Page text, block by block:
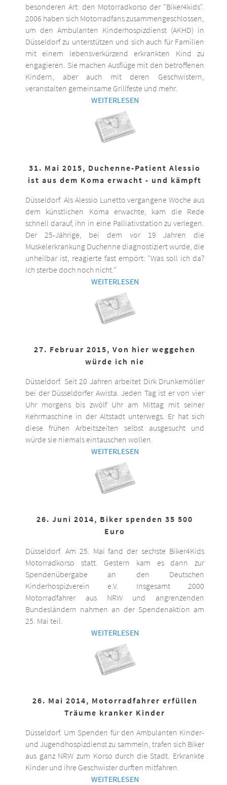
besonderen Art: den Motorradkorso der "Biker4kids".
2006 haben sich Motorradfans zusammengeschlossen,
um den Ambulanten Kinderhospizdienst (AKHD) in
Düsseldorf zu unterstützen und sich auch für Familien
mit einem lebensverkürzend erkrankten Kind zu
engagieren. Sie machen Ausflüge mit den betroffenen
Kindern, aber auch mit deren Geschwistern,
veranstalten gemeinsame Grillfeste und mehr.
WEITERLESEN
31. Mai 2015, Duchenne-Patient Alessio
ist aus dem Koma erwacht - und kämpft
Düsseldorf. Als Alessio Lunetto vergangene Woche aus
dem künstlichen Koma erwachte, kam die Rede
schnell darauf, ihn in eine Palliativstation zu verlegen.
Der 25-Jährige, bei dem vor 19 Jahren die
Muskelerkrankung Duchenne diagnostiziert wurde, die
unheilbar ist, reagierte fast empört: "Was soll ich da?
Ich sterbe doch noch nicht."
WEITERLESEN
27. Februar 2015, Von hier weggehen
würde ich nie
Düsseldorf. Seit 20 Jahren arbeitet Dirk Drunkemöller
bei der Düsseldorfer Awista. Jeden Tag ist er von vier
Uhr morgens bis zwölf Uhr am Mittag mit seiner
Kehrmaschine in der Altstadt unterwegs. Er hat sich
diese frühen Arbeitszeiten selbst ausgesucht und
würde sie niemals eintauschen wollen.
WEITERLESEN
26. Juni 2014, Biker spenden 35 500
Euro
Düsseldorf. Am 25. Mai fand der sechste Biker4Kids
Motorradkorso statt. Gestern kam es dann zur
Spendenübergabe an den Deutschen
Kinderhospizverein e.V. Insgesamt 2000
Motorradfahrer aus NRW und angrenzenden
Bundesländern nahmen an der Spendenaktion am
25. Mai teil.
WEITERLESEN
26. Mai 2014, Motorradfahrer erfüllen
Träume kranker Kinder
Düsseldorf. Um Spenden für den Ambulanten Kinder-
und Jugendhospizdienst zu sammeln, trafen sich Biker
aus ganz NRW zum Korso durch die Stadt. Erkrankte
Kinder und ihre Geschwister durften mitfahren.
WEITERLESEN